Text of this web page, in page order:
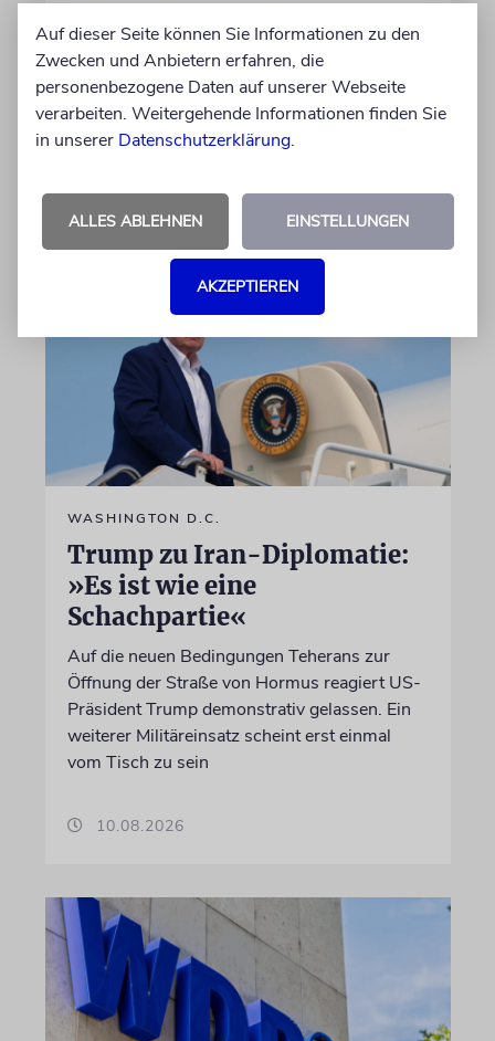
Ein früherer KZ-Häftling und ein Architekt mit
Nazi-Vergangenheit bauen gemeinsam ein
Mahnmal. Die ungewöhnliche Geschichte des
Filmproduzenten Gyula Trebitsch und des
Architekten Fritz Höger
von André Klohn
10.08.2026
WASHINGTON D.C.
Trump zu Iran-Diplomatie:
»Es ist wie eine
Schachpartie«
Auf die neuen Bedingungen Teherans zur
Öffnung der Straße von Hormus reagiert US-
Präsident Trump demonstrativ gelassen. Ein
weiterer Militäreinsatz scheint erst einmal
vom Tisch zu sein
10.08.2026
Auf dieser Seite können Sie Informationen zu den
Zwecken und Anbietern erfahren, die
personenbezogene Daten auf unserer Webseite
verarbeiten. Weitergehende Informationen finden Sie
in unserer Datenschutzerklärung.
ALLES ABLEHNEN EINSTELLUNGEN
AKZEPTIEREN